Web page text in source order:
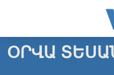
անցնել
հիմնական
ԳԼԽԱՎՈՐ ԷՋ
ՕՐՎԱ